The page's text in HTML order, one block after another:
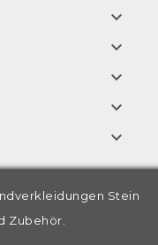





Stein
Zubehör.